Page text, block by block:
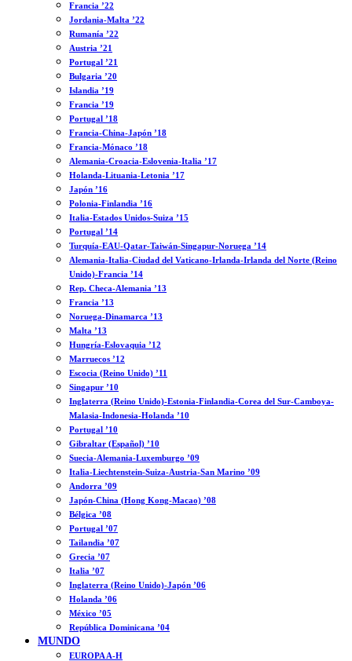
Francia ’22
Jordania-Malta ’22
Rumanía ’22
Austria ’21
Portugal ’21
Bulgaria ’20
Islandia ’19
Francia ’19
Portugal ’18
Francia-China-Japón ’18
Francia-Mónaco ’18
Alemania-Croacia-Eslovenia-Italia ’17
Holanda-Lituania-Letonia ’17
Japón ’16
Polonia-Finlandia ’16
Italia-Estados Unidos-Suiza ’15
Portugal ’14
Turquía-EAU-Qatar-Taiwán-Singapur-Noruega ’14
Alemania-Italia-Ciudad del Vaticano-Irlanda-Irlanda del Norte (Reino
Unido)-Francia ’14
Rep. Checa-Alemania ’13
Francia ’13
Noruega-Dinamarca ’13
Malta ’13
Hungría-Eslovaquia ’12
Marruecos ’12
Escocia (Reino Unido) ’11
Singapur ’10
Inglaterra (Reino Unido)-Estonia-Finlandia-Corea del Sur-Camboya-
Malasia-Indonesia-Holanda ’10
Portugal ’10
Gibraltar (Español) ’10
Suecia-Alemania-Luxemburgo ’09
Italia-Liechtenstein-Suiza-Austria-San Marino ’09
Andorra ’09
Japón-China (Hong Kong-Macao) ’08
Bélgica ’08
Portugal ’07
Tailandia ’07
Grecia ’07
Italia ’07
Inglaterra (Reino Unido)-Japón ’06
Holanda ’06
México ’05
República Dominicana ’04
MUNDO
EUROPA A-H